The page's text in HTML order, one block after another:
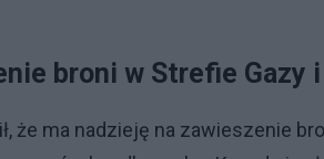
broni w Strefie Gazy i
że ma nadzieję na zawieszenie